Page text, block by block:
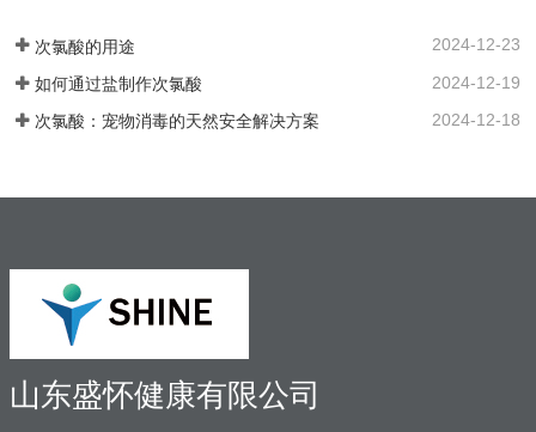
消毒问题。各地市的使用标准：解决方案
以及使用场景：1. 一机多用，解决牙椅水
次氯酸的用途 2024-12-23
如何通过盐制作次氯酸 2024-12-19
次氯酸：宠物消毒的天然安全解决方案 2024-12-18
山东盛怀健康有限公司